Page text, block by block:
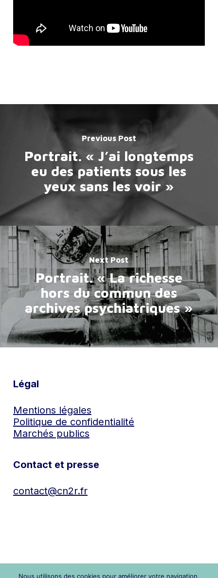
Previous Post
Portrait. « J’ai longtemps
eu des patients sous les
yeux sans les voir »
Next Post
Portrait. « La richesse
hors du commun des
archives psychiatriques »
Légal
Mentions légales
Politique de confidentialité
Marchés publics
Contact et presse
contact@cn2r.fr
Nous utilisons des cookies pour améliorer votre navigation.